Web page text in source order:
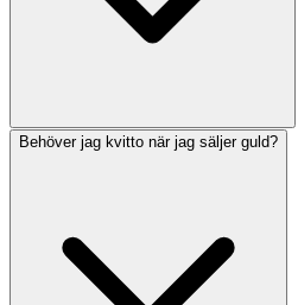
Behöver jag kvitto när jag säljer guld?